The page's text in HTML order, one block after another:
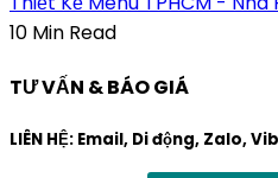
10 Min Read
TƯ VẤN & BÁO GIÁ
LIÊN HỆ: Email, Di động, Zalo,